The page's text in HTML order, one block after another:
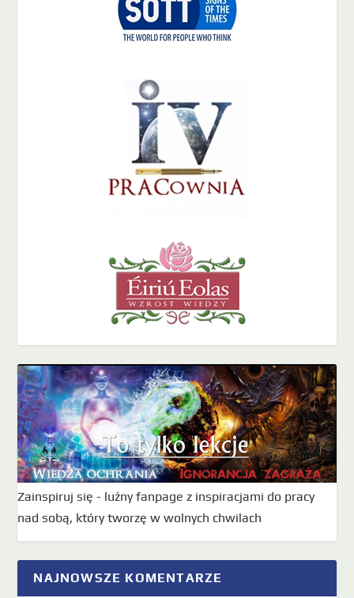
Zainspiruj się - luźny fanpage z inspiracjami do pracy
nad sobą, który tworzę w wolnych chwilach
NAJNOWSZE KOMENTARZE